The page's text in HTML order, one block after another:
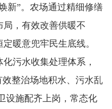
新”。农场通过精细修缮
，有效改善供暖不
暖意兜牢民生底线。
污水收集处理体系，
整治场地积水、污水乱
设施配齐上岗，常态化